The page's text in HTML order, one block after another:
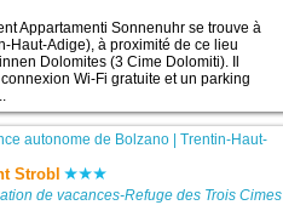
Appartamenti Sonnenuhr se trouve à
Haut-Adige), à proximité de ce lieu
Dolomites (3 Cime Dolomiti). Il
Wi-Fi gratuite et un parking
autonome de Bolzano |Trentin-Haut-
Strobl
de vacances-Refuge des Trois Cimes